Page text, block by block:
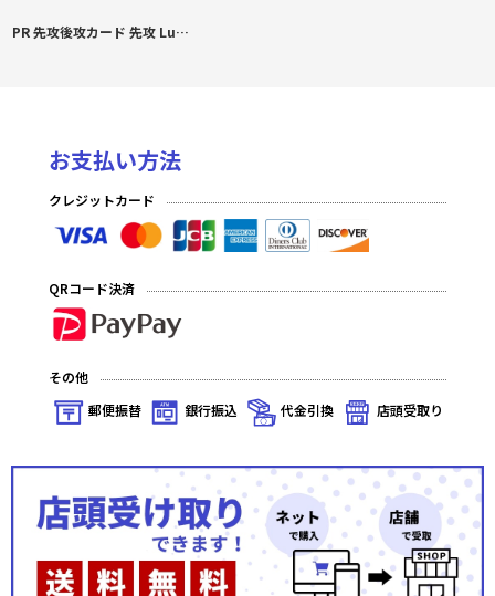
PR 先攻後攻カード 先攻 Luna say maybe 月村手毬
お支払い方法
クレジットカード
QRコード決済
その他
郵便振替
銀行振込 代金引換 店頭受取り